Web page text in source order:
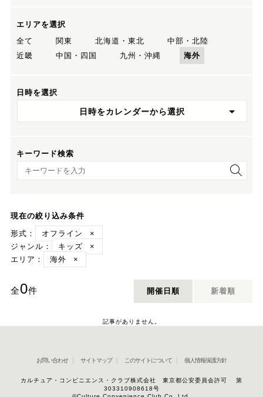
エリアを選択
全て
関東 北海道・東北
中部・北陸
近畿
中国・四国 九州・沖縄 海外
日時を選択
日時をカレンダーから選択
キーワード検索
キーワード検索
現在の絞り込み条件
形式：
オフライン
×
ジャンル：
キッズ
×
エリア：
海外 ×
全0件 開催日順 新着順
記事がありません。
お問い合わせ サイトマップ このサイトについて 個人情報保護方針
カルチュア・コンビニエンス・クラブ株式会社 東京都公安委員会許可 第
303310908618号